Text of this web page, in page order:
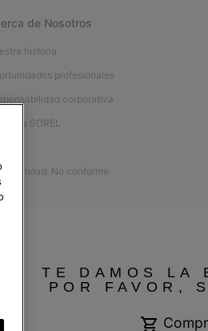
de Nosotros
historia
profesionales
corporativa
a SOREL
No conforme
TE DAMOS LA
POR FAVOR,